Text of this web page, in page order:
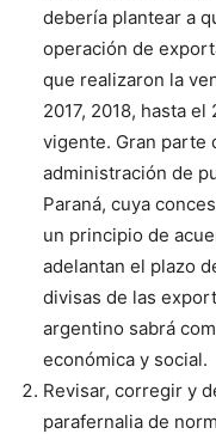
debería plantear a
operación de
que realizaron la
2017, 2018, hasta
vigente. Gran parte
administración de
Paraná, cuya
un principio de
adelantan el plazo
divisas de las
argentino sabrá
económica y social.
Revisar, corregir y
parafernalia de